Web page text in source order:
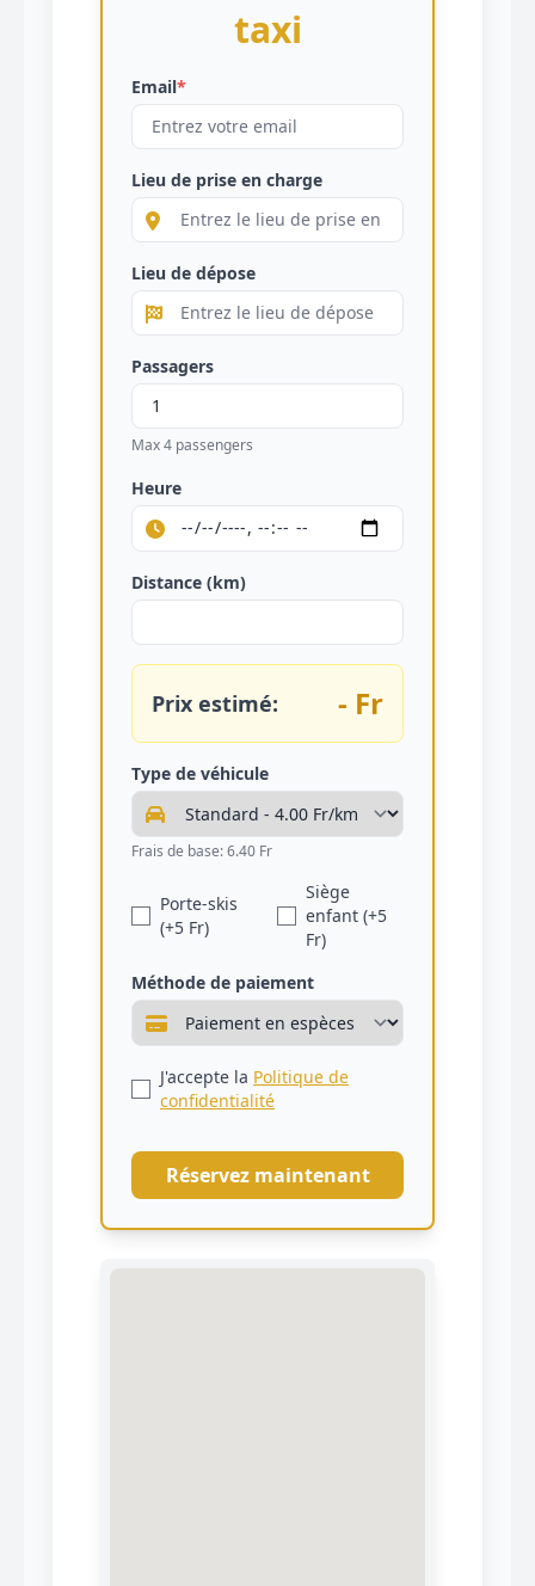
taxi
Email*
Lieu de prise en charge
Lieu de dépose
Passagers
Max 4 passengers
Heure
Distance (km)
Prix estimé: - Fr
Type de véhicule
Frais de base: 6.40 Fr
Porte-skis
(+5 Fr)
Siège
enfant (+5
Fr)
Méthode de paiement
J'accepte la Politique de
confidentialité
Réservez maintenant